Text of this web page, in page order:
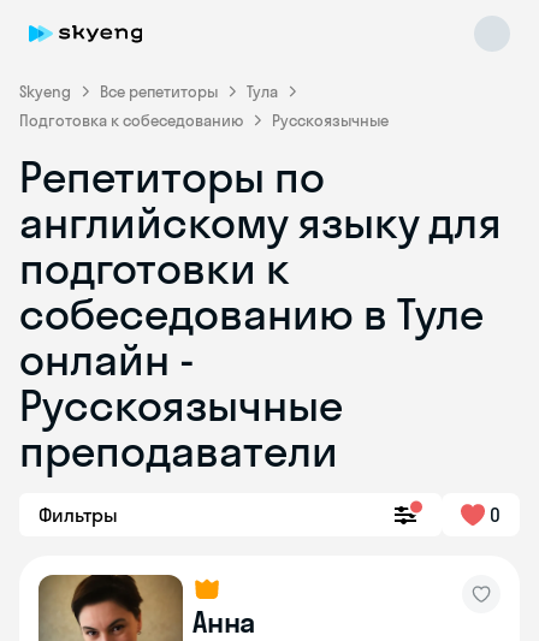
Skyeng Все репетиторы
Тула
Подготовка к собеседованию
Русскоязычные
Репетиторы по
английскому языку для
подготовки к
собеседованию в Туле
онлайн -
Русскоязычные
преподаватели
Фильтры 0
Анна
Skyeng Chat